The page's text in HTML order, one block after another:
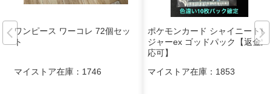
ワンピース ワーコレ 72個セッ
ト
マイストア在庫： 1746
ポケモンカード シャイニートレ
ジャーex ゴッドパック【返金対
応可】
マイストア在庫： 1853